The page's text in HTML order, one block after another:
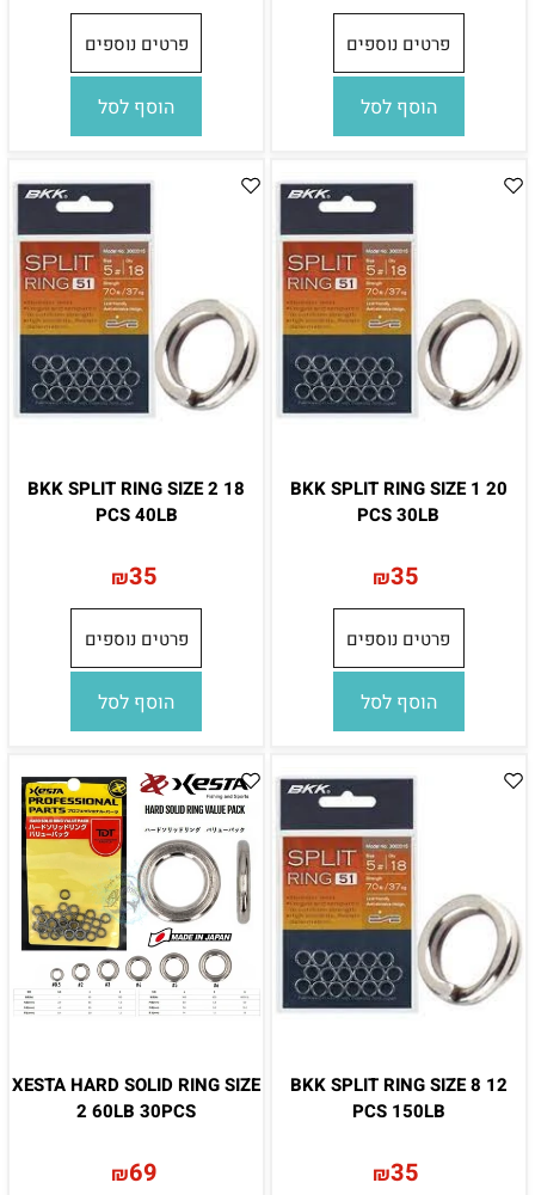
פרטים נוספים
הוסף לסל
פרטים נוספים
הוסף לסל
BKK SPLIT RING SIZE 1 20
PCS 30LB
₪35
פרטים נוספים
הוסף לסל
BKK SPLIT RING SIZE 2 18
PCS 40LB
₪35
פרטים נוספים
הוסף לסל
BKK SPLIT RING SIZE 8 12
PCS 150LB
₪35
XESTA HARD SOLID RING SIZE
2 60LB 30PCS
₪69